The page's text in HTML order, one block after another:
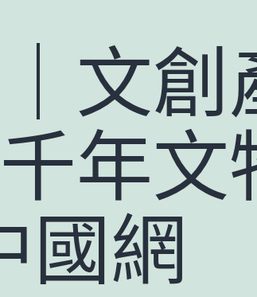
文創
年文
國網